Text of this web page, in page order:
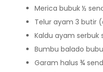
Merica bubuk ½
Telur ayam 3 butir
Kaldu ayam serbuk
Bumbu balado
Garam halus ¾